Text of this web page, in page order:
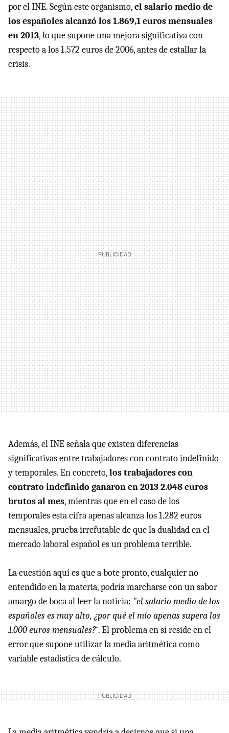
por el INE. Según este organismo,el salario medio de
los españoles alcanzó los 1.869,1 euros mensuales
en 2013, lo que supone una mejora significativa con
respecto a los 1.572 euros de 2006, antes de estallar la
crisis.
Además, el INE señala que existen diferencias
significativas entre trabajadores con contrato indefinido
y temporales. En concreto,los trabajadores con
contrato indefinido ganaron en 2013 2.048 euros
brutos al mes, mientras que en el caso de los
temporales esta cifra apenas alcanza los 1.282 euros
mensuales, prueba irrefutable de que la dualidad en el
mercado laboral español es un problema terrible.
La cuestión aquí es que a bote pronto, cualquier no
entendido en la materia, podría marcharse con un sabor
amargo de boca al leer la noticia: "el salario medio de los
españoles es muy alto, ¿por qué el mío apenas supera los
1.000 euros mensuales?¨. El problema en sí reside en el
error que supone utilizar la media aritmética como
variable estadística de cálculo.